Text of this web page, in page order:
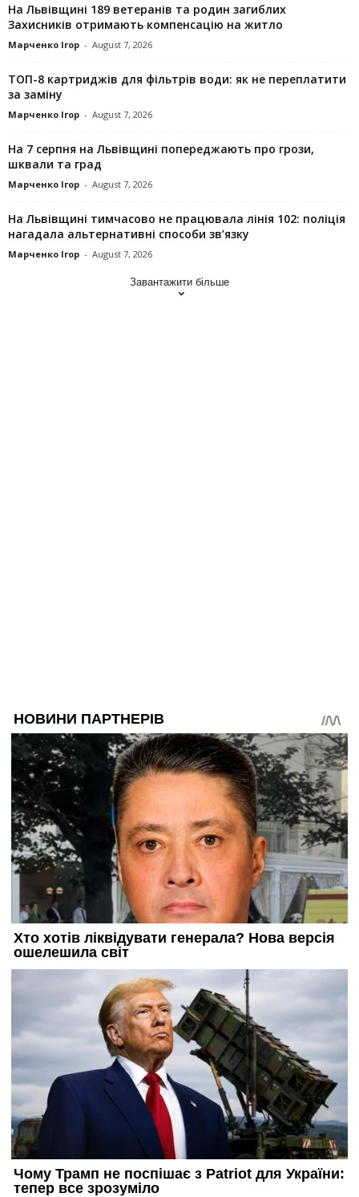
На Львівщині 189 ветеранів та родин загиблих
Захисників отримають компенсацію на житло
Марченко Ігор - August 7, 2026
ТОП-8 картриджів для фільтрів води: як не переплатити
за заміну
Марченко Ігор - August 7, 2026
На 7 серпня на Львівщині попереджають про грози,
шквали та град
Марченко Ігор - August 7, 2026
На Львівщині тимчасово не працювала лінія 102: поліція
нагадала альтернативні способи зв’язку
Марченко Ігор - August 7, 2026
Завантажити більше